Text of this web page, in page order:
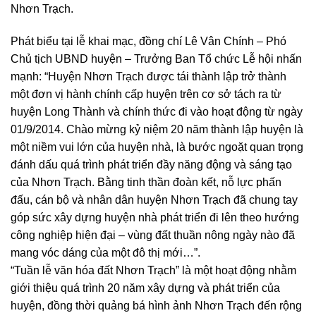
Nhơn Trạch.
Phát biểu tại lễ khai mạc, đồng chí Lê Vân Chính – Phó
Chủ tịch UBND huyện – Trưởng Ban Tổ chức Lễ hội nhấn
mạnh: “Huyện Nhơn Trạch được tái thành lập trở thành
một đơn vị hành chính cấp huyện trên cơ sở tách ra từ
huyện Long Thành và chính thức đi vào hoạt động từ ngày
01/9/2014. Chào mừng kỷ niệm 20 năm thành lập huyện là
một niềm vui lớn của huyện nhà, là bước ngoặt quan trọng
đánh dấu quá trình phát triển đầy năng động và sáng tạo
của Nhơn Trạch. Bằng tinh thần đoàn kết, nỗ lực phấn
đấu, cán bộ và nhân dân huyện Nhơn Trạch đã chung tay
góp sức xây dựng huyện nhà phát triển đi lên theo hướng
công nghiệp hiện đại – vùng đất thuần nông ngày nào đã
mang vóc dáng của một đô thị mới…”.
“Tuần lễ văn hóa đất Nhơn Trạch” là một hoạt động nhằm
giới thiệu quá trình 20 năm xây dựng và phát triển của
huyện, đồng thời quảng bá hình ảnh Nhơn Trạch đến rộng